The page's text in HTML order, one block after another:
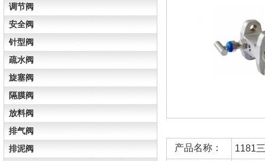
调节阀
安全阀
针型阀
疏水阀
旋塞阀
隔膜阀
放料阀
排气阀
排泥阀
产品名称：
1181